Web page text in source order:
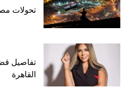
تحولات مصر منذ
تفاصيل
القاهرة